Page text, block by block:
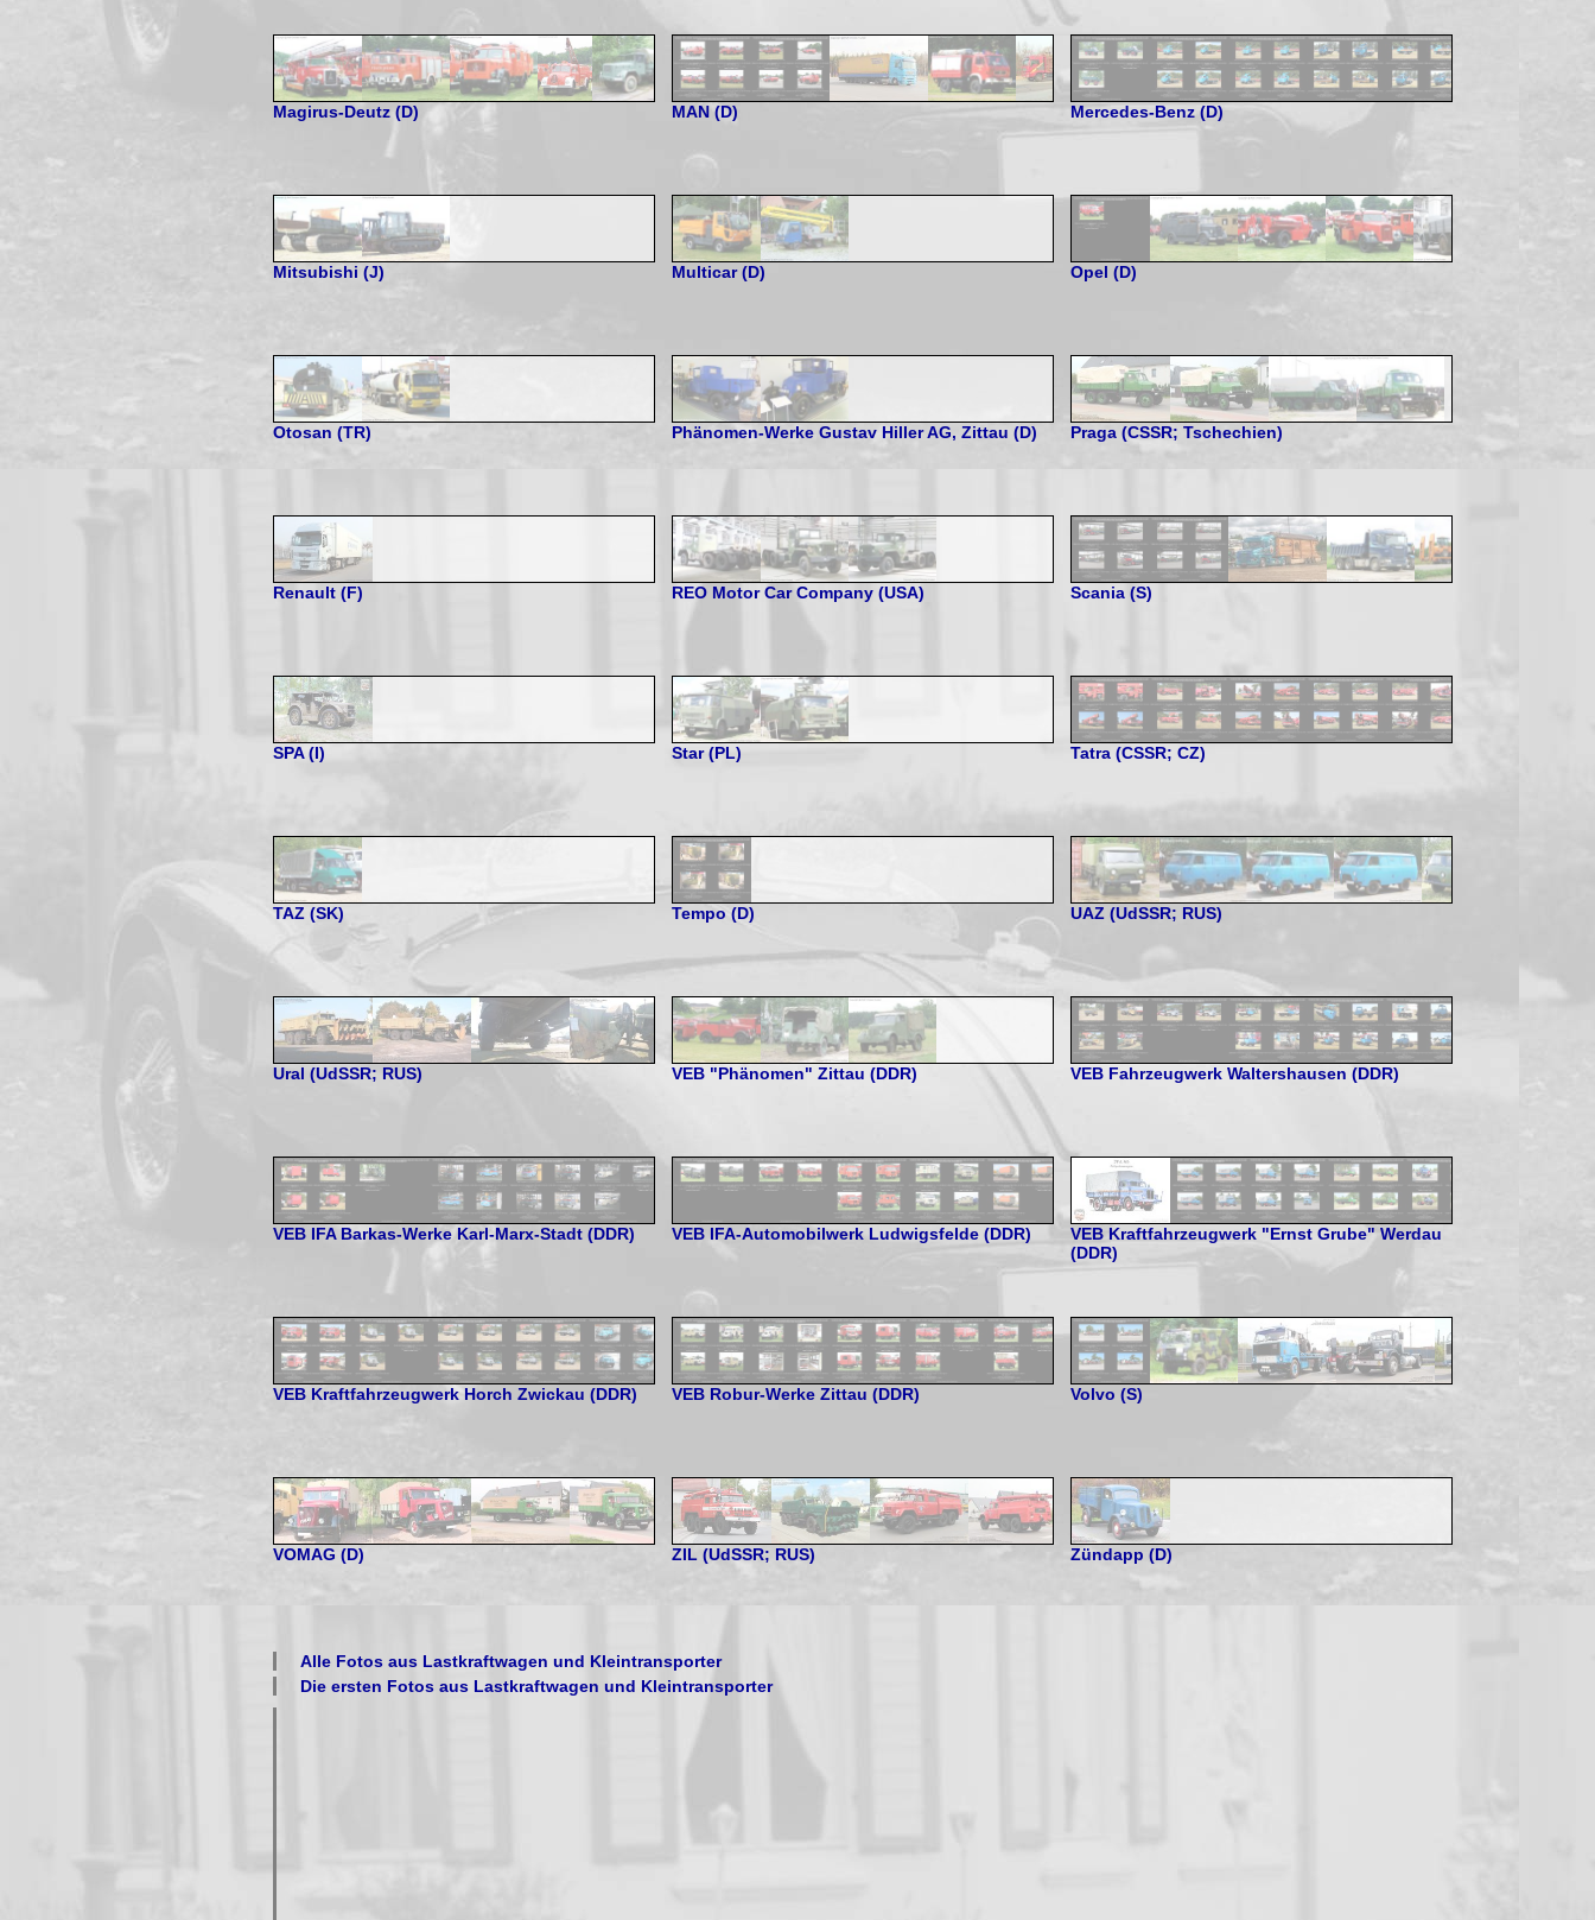
Magirus-Deutz (D) MAN (D) Mercedes-Benz (D)
Mitsubishi (J) Multicar (D) Opel (D)
Otosan (TR) Phänomen-Werke Gustav Hiller AG, Zittau (D) Praga (CSSR; Tschechien)
Renault (F) REO Motor Car Company (USA) Scania (S)
SPA (I) Star (PL) Tatra (CSSR; CZ)
TAZ (SK) Tempo (D) UAZ (UdSSR; RUS)
Ural (UdSSR; RUS) VEB "Phänomen" Zittau (DDR) VEB Fahrzeugwerk Waltershausen (DDR)
VEB IFA Barkas-Werke Karl-Marx-Stadt (DDR) VEB IFA-Automobilwerk Ludwigsfelde (DDR)
VEB Kraftfahrzeugwerk "Ernst Grube" Werdau
(DDR)
VEB Kraftfahrzeugwerk Horch Zwickau (DDR) VEB Robur-Werke Zittau (DDR) Volvo (S)
VOMAG (D) ZIL (UdSSR; RUS) Zündapp (D)
Alle Fotos aus Lastkraftwagen und Kleintransporter
Die ersten Fotos aus Lastkraftwagen und Kleintransporter